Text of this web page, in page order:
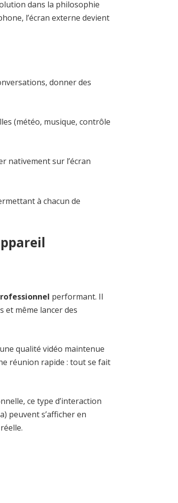
dans la philosophie
l’écran externe devient
donner des
(météo, musique, contrôle
nativement sur l’écran
à chacun de
performant. Il
et même lancer des
qualité vidéo maintenue
réunion rapide : tout se fait
ce type d’interaction
peuvent s’afficher en